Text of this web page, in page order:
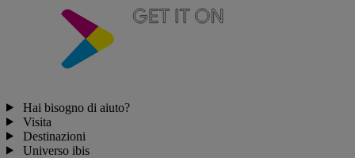
Hai bisogno di aiuto?
Visita
Destinazioni
Universo ibis